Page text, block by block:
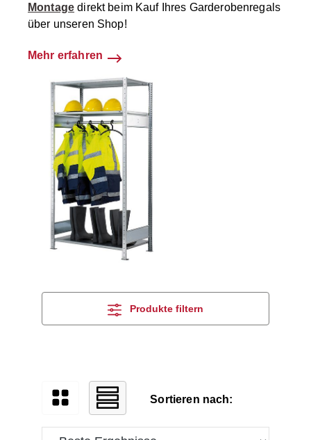
Montage direkt beim Kauf Ihres Garderobenregals
über unseren Shop!
Mehr erfahren
Produkte filtern
Sortieren nach: